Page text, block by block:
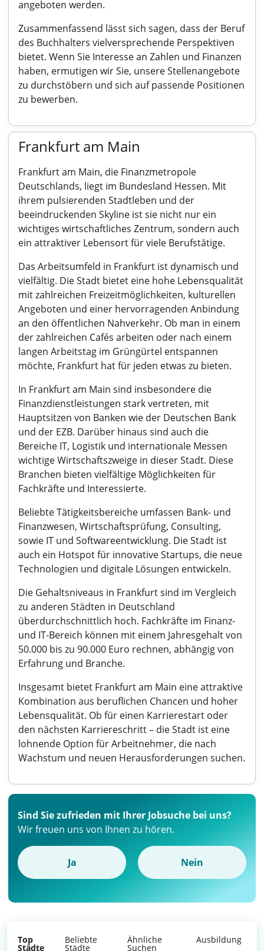
angeboten werden.
Zusammenfassend lässt sich sagen, dass der Beruf
des Buchhalters vielversprechende Perspektiven
bietet. Wenn Sie Interesse an Zahlen und Finanzen
haben, ermutigen wir Sie, unsere Stellenangebote
zu durchstöbern und sich auf passende Positionen
zu bewerben.
Frankfurt am Main
Frankfurt am Main, die Finanzmetropole
Deutschlands, liegt im Bundesland Hessen. Mit
ihrem pulsierenden Stadtleben und der
beeindruckenden Skyline ist sie nicht nur ein
wichtiges wirtschaftliches Zentrum, sondern auch
ein attraktiver Lebensort für viele Berufstätige.
Das Arbeitsumfeld in Frankfurt ist dynamisch und
vielfältig. Die Stadt bietet eine hohe Lebensqualität
mit zahlreichen Freizeitmöglichkeiten, kulturellen
Angeboten und einer hervorragenden Anbindung
an den öffentlichen Nahverkehr. Ob man in einem
der zahlreichen Cafés arbeiten oder nach einem
langen Arbeitstag im Grüngürtel entspannen
möchte, Frankfurt hat für jeden etwas zu bieten.
In Frankfurt am Main sind insbesondere die
Finanzdienstleistungen stark vertreten, mit
Hauptsitzen von Banken wie der Deutschen Bank
und der EZB. Darüber hinaus sind auch die
Bereiche IT, Logistik und internationale Messen
wichtige Wirtschaftszweige in dieser Stadt. Diese
Branchen bieten vielfältige Möglichkeiten für
Fachkräfte und Interessierte.
Beliebte Tätigkeitsbereiche umfassen Bank- und
Finanzwesen, Wirtschaftsprüfung, Consulting,
sowie IT und Softwareentwicklung. Die Stadt ist
auch ein Hotspot für innovative Startups, die neue
Technologien und digitale Lösungen entwickeln.
Die Gehaltsniveaus in Frankfurt sind im Vergleich
zu anderen Städten in Deutschland
überdurchschnittlich hoch. Fachkräfte im Finanz-
und IT-Bereich können mit einem Jahresgehalt von
50.000 bis zu 90.000 Euro rechnen, abhängig von
Erfahrung und Branche.
Insgesamt bietet Frankfurt am Main eine attraktive
Kombination aus beruflichen Chancen und hoher
Lebensqualität. Ob für einen Karrierestart oder
den nächsten Karriereschritt – die Stadt ist eine
lohnende Option für Arbeitnehmer, die nach
Wachstum und neuen Herausforderungen suchen.
Sind Sie zufrieden mit Ihrer Jobsuche bei uns?
Wir freuen uns von Ihnen zu hören.
Ja Nein
Top
Städte
Beliebte
Städte
Ähnliche
Suchen
Ausbildung